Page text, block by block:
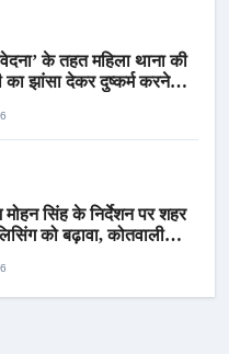
के तहत महिला थाना की
का झांसा देकर दुष्कर्म करने
सिंह के निर्देशन पर शहर
को बढ़ावा, कोतवाली